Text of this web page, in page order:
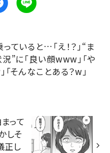
ていると…「え！？」“ま
”に「良い顔www」「や
「そんなことある？w」
って
しそ
正し